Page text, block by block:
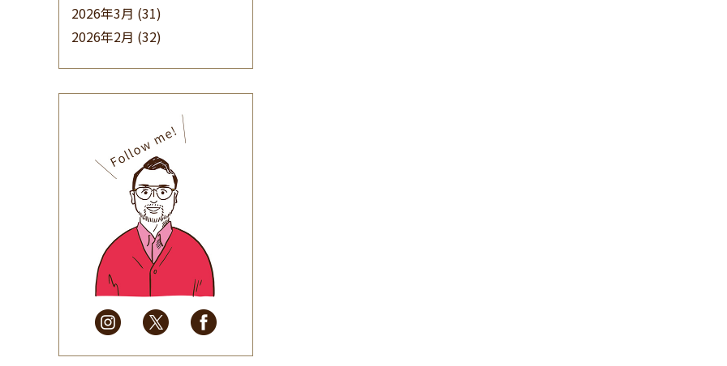
2026年3月 (31)
2026年2月 (32)
(32)
2025年9月(30)
2025年8月(31)
2025年7月(37)
2025年6月(48)
2025年5月
(41)
2025年4月
(32)
2025年3月(31)
2025年2月
(28)
2025年1月
(34)